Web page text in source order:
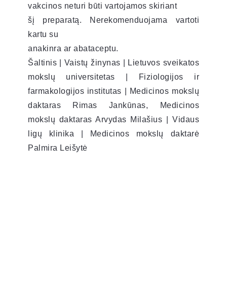
vakcinos neturi būti vartojamos skiriant
šį preparatą. Nerekomenduojama vartoti
kartu su
anakinra ar abataceptu.
Šaltinis | Vaistų žinynas | Lietuvos sveikatos
mokslų universitetas | Fiziologijos ir
farmakologijos institutas | Medicinos mokslų
daktaras Rimas Jankūnas, Medicinos
mokslų daktaras Arvydas Milašius | Vidaus
ligų klinika | Medicinos mokslų daktarė
Palmira Leišytė